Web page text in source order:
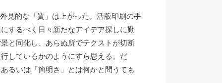
見的な「質」は上がった。活版印刷の手
するべく日々新たなアイデア探しに勤
と同化し、あらぬ所でテクストが切断
しているかのようにすら思える。だ
るいは「簡明さ」とは何かと問うても